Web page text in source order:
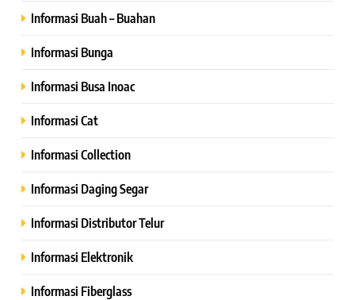
Informasi Buah – Buahan
Informasi Bunga
Informasi Busa Inoac
Informasi Cat
Informasi Collection
Informasi Daging Segar
Informasi Distributor Telur
Informasi Elektronik
Informasi Fiberglass